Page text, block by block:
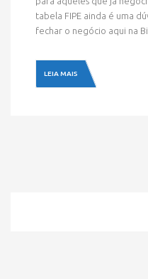
tabela FIPE ainda é uma
fechar o negócio aqui na
LEIA MAIS